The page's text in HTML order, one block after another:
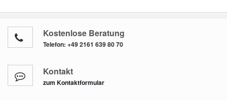
Kostenlose Beratung
Telefon: +49 2161 639 80 70
Kontakt
zum Kontaktformular